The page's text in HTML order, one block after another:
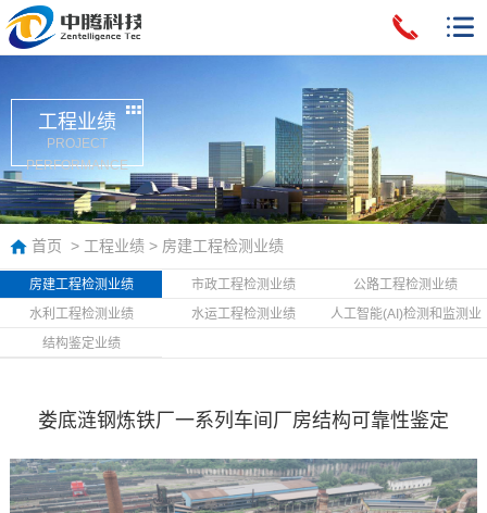
工程业绩
PROJECT
PERFORMANCE
首页 > 工程业绩> 房建工程检测业绩
房建工程检测业绩 市政工程检测业绩
公路工程检测业绩
水利工程检测业绩
水运工程检测业绩
人工智能(AI)检测和监测业
结构鉴定业绩
娄底涟钢炼铁厂一系列车间厂房结构可靠性鉴定